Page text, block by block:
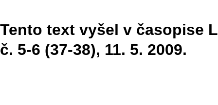
Tento text vyšel v časopise
č. 5-6 (37-38), 11. 5. 2009.